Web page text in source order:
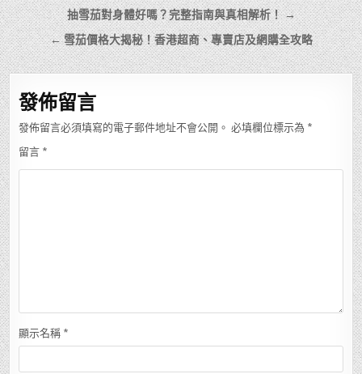
文
章
導
覽
抽雪茄對身體好嗎？完整指南與真相解析！ →
← 雪茄價格大揭秘！香港超商、專賣店及網購全攻略
發佈留言
發佈留言必須填寫的電子郵件地址不會公開。 必填欄位標示為 *
留言 *
顯示名稱 *